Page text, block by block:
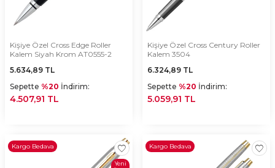
Kişiye Özel Cross Edge Roller
Kalem Siyah Krom AT0555-2
5.634,89 TL
Sepette %20 İndirim:
4.507,91 TL
Kişiye Özel Cross Century Roller
Kalem 3504
6.324,89 TL
Sepette %20 İndirim:
5.059,91 TL
Kargo Bedava
Yeni
Kargo Bedava